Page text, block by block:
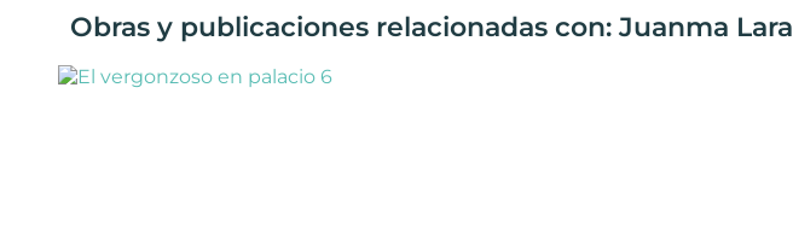
Obras y publicaciones relacionadas con: Juanma Lara